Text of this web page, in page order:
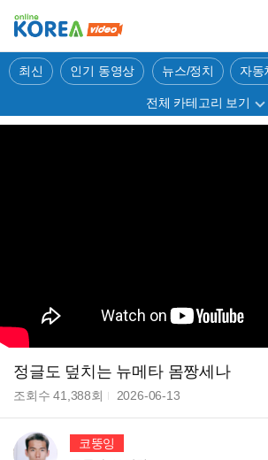
최신 인기 동영상 뉴스/정치 자동
전체 카테고리 보기
정글도 덮치는 뉴메타 몸짱세나
조회수41,388회 2026-06-13
코뚱잉